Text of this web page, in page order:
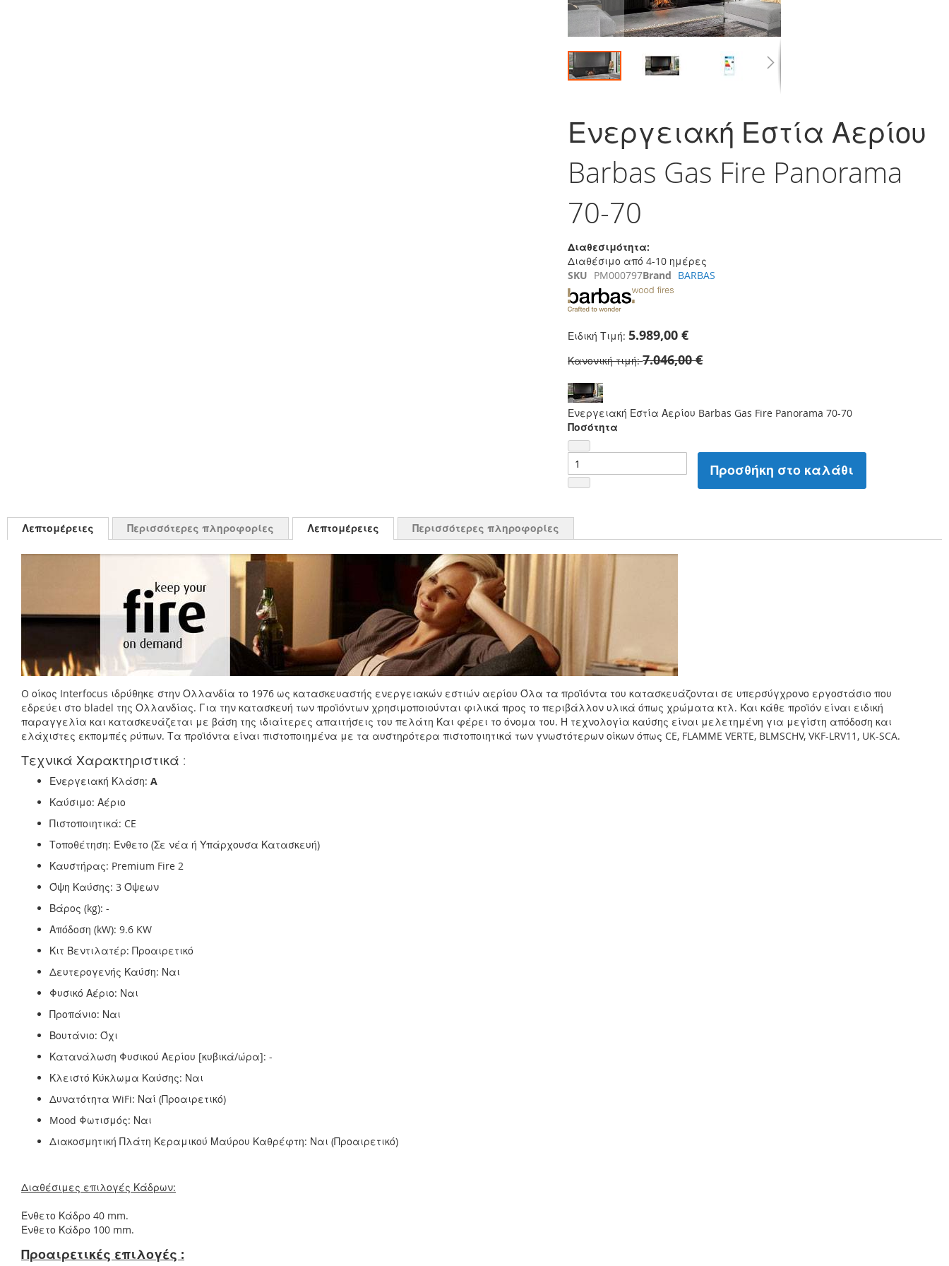
αρχή
της
εικόνων
Ενεργειακή Εστία Αερίου
Barbas Gas Fire Panorama
70-70
Διαθεσιμότητα:
Διαθέσιμο από 4-10 ημέρες
SKU PM000797Brand BARBAS
Ειδική Τιμή 5.989,00 €
Κανονική τιμή 7.046,00 €
Ενεργειακή Εστία Αερίου Barbas Gas Fire Panorama 70-70
Ποσότητα
Προσθήκη στο καλάθι
Λεπτομέρειες Περισσότερες πληροφορίες Λεπτομέρειες
O οίκος Interfocus ιδρύθηκε στην Ολλανδία το 1976 ως κατασκευαστής ενεργειακών εστιών αερίου Όλα τα προϊόντα του κατασκευάζονται σε υπερσύγχρονο εργοστάσιο που
εδρεύει στο bladel της Ολλανδίας. Για την κατασκευή των προϊόντων χρησιμοποιούνται φιλικά προς το περιβάλλον υλικά όπως χρώματα κτλ. Και κάθε προϊόν είναι ειδική
παραγγελία και κατασκευάζεται με βάση της ιδιαίτερες απαιτήσεις του πελάτη Και φέρει το όνομα του. Η τεχνολογία καύσης είναι μελετημένη για μεγίστη απόδοση και
ελάχιστες εκπομπές ρύπων. Τα προϊόντα είναι πιστοποιημένα με τα αυστηρότερα πιστοποιητικά των γνωστότερων οίκων όπως CE, FLAMME VERTE, BLMSCHV, VKF-LRV11, UK-SCA.
Τεχνικά Χαρακτηριστικά :
Ενεργειακή Κλάση: A
Καύσιμο: Αέριο
Πιστοποιητικά: CE
Τοποθέτηση: Ένθετο (Σε νέα ή Υπάρχουσα Κατασκευή)
Καυστήρας: Premium Fire 2
Όψη Καύσης: 3 Όψεων
Βάρος (kg): -
Απόδοση (kW): 9.6 KW
Κιτ Βεντιλατέρ: Προαιρετικό
Δευτερογενής Καύση: Ναι
Φυσικό Αέριο: Ναι
Προπάνιο: Ναι
Βουτάνιο: Όχι
Κατανάλωση Φυσικού Αερίου [κυβικά/ώρα]: -
Κλειστό Κύκλωμα Καύσης: Ναι
Δυνατότητα WiFi: Ναί (Προαιρετικό)
Mood Φωτισμός: Ναι
Διακοσμητική Πλάτη Κεραμικού Μαύρου Καθρέφτη: Ναι (Προαιρετικό)
Διαθέσιμες επιλογές Κάδρων:
Ένθετο Κάδρο 40 mm.
Ένθετο Κάδρο 100 mm.
Προαιρετικές επιλογές :
Περισσότερες πληροφορίες